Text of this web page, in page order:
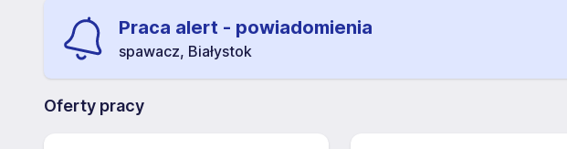
Praca alert - powiadomienia
spawacz, Białystok
Oferty pracy